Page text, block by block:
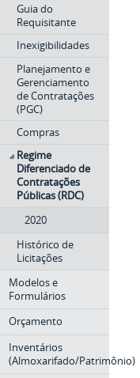
Guia do
Requisitante
Inexigibilidades
Planejamento e
Gerenciamento
de Contratações
(PGC)
Compras
Regime
Diferenciado de
Contratações
Públicas (RDC)
2020
Histórico de
Licitações
Modelos e
Formulários
Orçamento
Inventários
(Almoxarifado/Patrimônio)